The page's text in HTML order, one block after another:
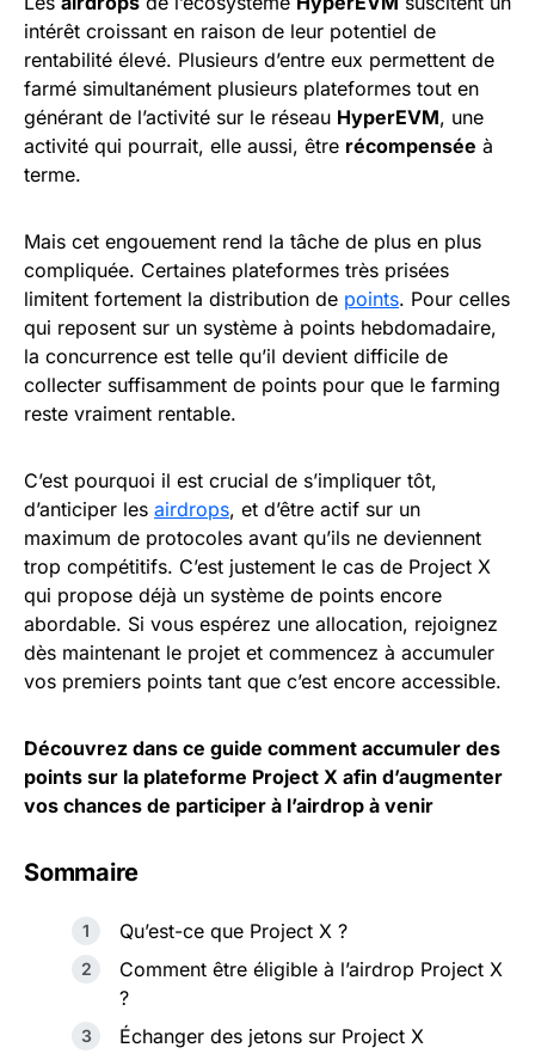
intérêt croissant en raison de leur potentiel de
rentabilité élevé. Plusieurs d’entre eux permettent de
farmé simultanément plusieurs plateformes tout en
générant de l’activité sur le réseau HyperEVM, une
activité qui pourrait, elle aussi, être récompensée à
terme.
Mais cet engouement rend la tâche de plus en plus
compliquée. Certaines plateformes très prisées
limitent fortement la distribution de points. Pour celles
qui reposent sur un système à points hebdomadaire,
la concurrence est telle qu’il devient difficile de
collecter suffisamment de points pour que le farming
reste vraiment rentable.
C’est pourquoi il est crucial de s’impliquer tôt,
d’anticiper les airdrops, et d’être actif sur un
maximum de protocoles avant qu’ils ne deviennent
trop compétitifs. C’est justement le cas de Project X
qui propose déjà un système de points encore
abordable. Si vous espérez une allocation, rejoignez
dès maintenant le projet et commencez à accumuler
vos premiers points tant que c’est encore accessible.
Découvrez dans ce guide comment accumuler des
points sur la plateforme Project X afin d’augmenter
vos chances de participer à l’airdrop à venir
Sommaire
Qu’est-ce que Project X ?
Comment être éligible à l’airdrop Project X
?
Échanger des jetons sur Project X